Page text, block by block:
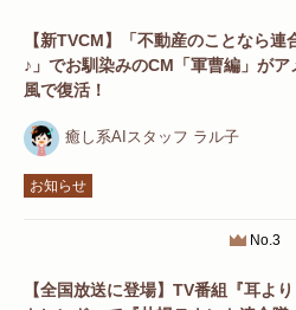
【新TVCM】「不動産のことなら連
♪」でお馴染みのCM「軍曹編」がア
風で復活！
癒し系AIスタッフ ラル子
お知らせ
No.3
【全国放送に登場】TV番組『耳よ